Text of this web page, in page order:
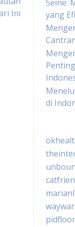
Ini
Seine:
yang
di